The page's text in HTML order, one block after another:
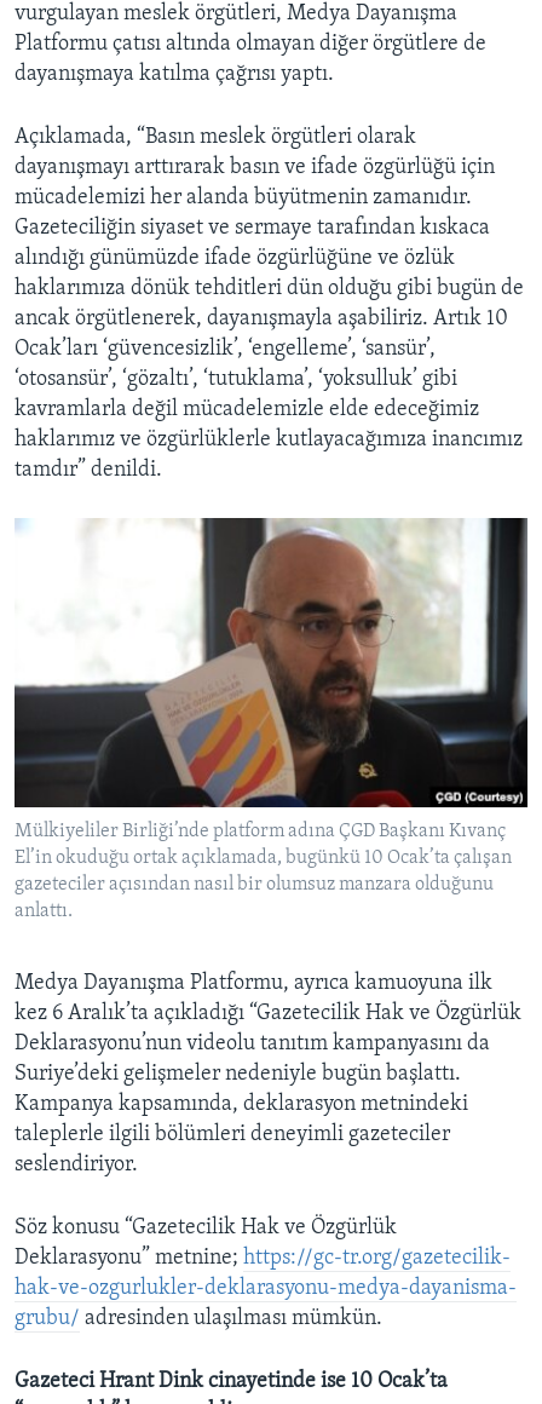
vurgulayan meslek örgütleri, Medya Dayanışma
Platformu çatısı altında olmayan diğer örgütlere de
dayanışmaya katılma çağrısı yaptı.
Açıklamada, “Basın meslek örgütleri olarak
dayanışmayı arttırarak basın ve ifade özgürlüğü için
mücadelemizi her alanda büyütmenin zamanıdır.
Gazeteciliğin siyaset ve sermaye tarafından kıskaca
alındığı günümüzde ifade özgürlüğüne ve özlük
haklarımıza dönük tehditleri dün olduğu gibi bugün de
ancak örgütlenerek, dayanışmayla aşabiliriz. Artık 10
Ocak’ları ‘güvencesizlik’, ‘engelleme’, ‘sansür’,
‘otosansür’, ‘gözaltı’, ‘tutuklama’, ‘yoksulluk’ gibi
kavramlarla değil mücadelemizle elde edeceğimiz
haklarımız ve özgürlüklerle kutlayacağımıza inancımız
tamdır” denildi.
Mülkiyeliler Birliği’nde platform adına ÇGD Başkanı Kıvanç
El’in okuduğu ortak açıklamada, bugünkü 10 Ocak’ta çalışan
gazeteciler açısından nasıl bir olumsuz manzara olduğunu
anlattı.
Medya Dayanışma Platformu, ayrıca kamuoyuna ilk
kez 6 Aralık’ta açıkladığı “Gazetecilik Hak ve Özgürlük
Deklarasyonu’nun videolu tanıtım kampanyasını da
Suriye’deki gelişmeler nedeniyle bugün başlattı.
Kampanya kapsamında, deklarasyon metnindeki
taleplerle ilgili bölümleri deneyimli gazeteciler
seslendiriyor.
Söz konusu “Gazetecilik Hak ve Özgürlük
Deklarasyonu” metnine; https://gc-tr.org/gazetecilik-
hak-ve-ozgurlukler-deklarasyonu-medya-dayanisma-
grubu/ adresinden ulaşılması mümkün.
Gazeteci Hrant Dink cinayetinde ise 10 Ocak’ta